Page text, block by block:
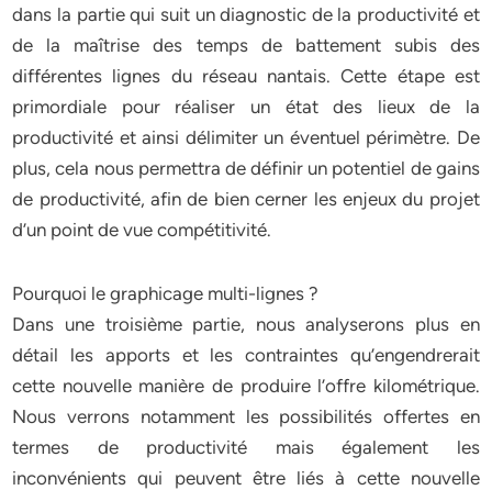
dans la partie qui suit un diagnostic de la productivité et
de la maîtrise des temps de battement subis des
différentes lignes du réseau nantais. Cette étape est
primordiale pour réaliser un état des lieux de la
productivité et ainsi délimiter un éventuel périmètre. De
plus, cela nous permettra de définir un potentiel de gains
de productivité, afin de bien cerner les enjeux du projet
d’un point de vue compétitivité.
Pourquoi le graphicage multi-lignes ?
Dans une troisième partie, nous analyserons plus en
détail les apports et les contraintes qu’engendrerait
cette nouvelle manière de produire l’offre kilométrique.
Nous verrons notamment les possibilités offertes en
termes de productivité mais également les
inconvénients qui peuvent être liés à cette nouvelle